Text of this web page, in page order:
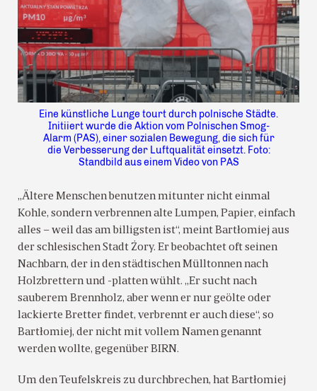
Eine künstliche Lunge tourt durch polnische Städte.
Initiiert wurde die Aktion vom Polnischen Smog-
Alarm (PAS), einer sozialen Bewegung, die sich für
die Verbesserung der Luftqualität einsetzt. Foto:
Standbild aus einem Video von PAS
„Ältere Menschen benutzen mitunter nicht einmal
Kohle, sondern verbrennen alte Lumpen, Papier, einfach
alles – weil das am billigsten ist“, meint Bartłomiej aus
der schlesischen Stadt Żory. Er beobachtet oft seinen
Nachbarn, der in den städtischen Mülltonnen nach
Holzbrettern und -platten wühlt. „Er sucht nach
sauberem Brennholz, aber wenn er nur geölte oder
lackierte Bretter findet, verbrennt er auch diese“, so
Bartłomiej, der nicht mit vollem Namen genannt
werden wollte, gegenüber BIRN.
Um den Teufelskreis zu durchbrechen, hat Bartłomiej